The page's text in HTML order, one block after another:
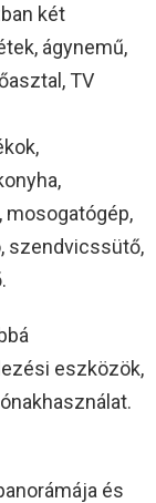
két
ágynemű,
TV
mosogatógép,
szendvicssütő,
eszközök,
és